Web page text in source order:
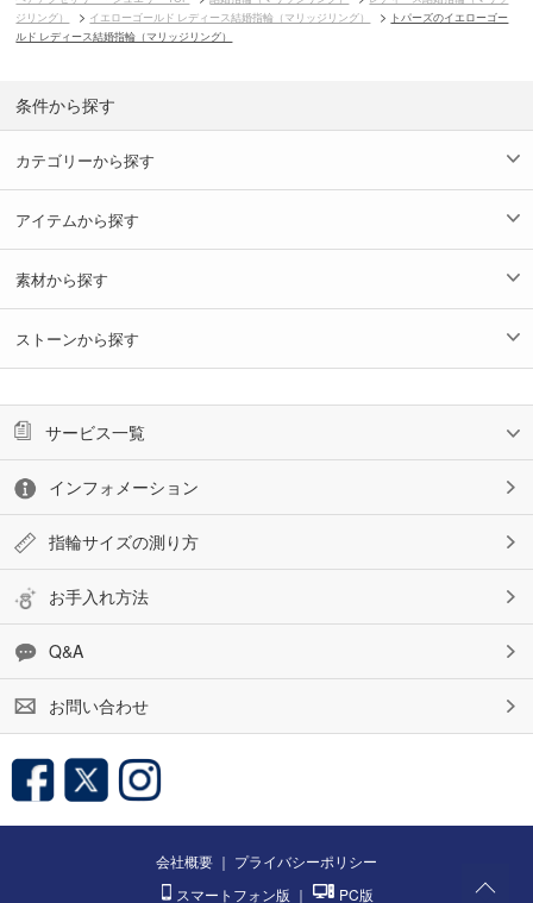
ジリング）
イエローゴールド レディース結婚指輪（マリッジリング）
トパーズのイエローゴー
ルド レディース結婚指輪（マリッジリング）
条件から探す
カテゴリーから探す
アイテムから探す
素材から探す
ストーンから探す
サービス一覧
インフォメーション
指輪サイズの測り方
お手入れ方法
Q&A
お問い合わせ
会社概要 ｜ プライバシーポリシー
スマートフォン版 ｜ PC版